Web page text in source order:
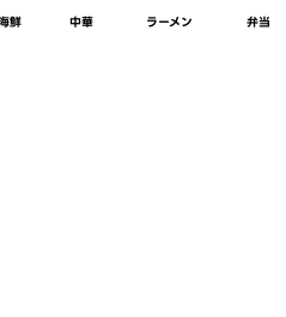
鮮 中華 ラーメン 弁当